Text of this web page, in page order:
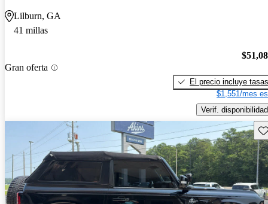
Lilburn, GA
41 millas
Gran oferta
El precio incluye tasas
$1,551/mes
Verif. disponibilidad